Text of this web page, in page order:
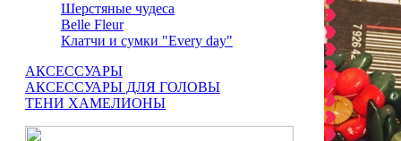
Шерстяные чудеса
Belle Fleur
Клатчи и сумки "Every day"
АКСЕССУАРЫ
АКСЕССУАРЫ ДЛЯ ГОЛОВЫ
ТЕНИ ХАМЕЛИОНЫ